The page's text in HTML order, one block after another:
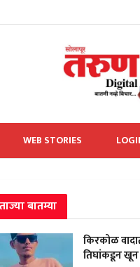
WEB STORIES
ताज्या बातम्या
किरकोळ
तिघांकडून खून